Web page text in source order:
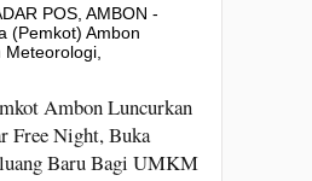
POS, AMBON -
(Pemkot) Ambon
Meteorologi,
Ambon Luncurkan
Free Night, Buka
Baru Bagi UMKM